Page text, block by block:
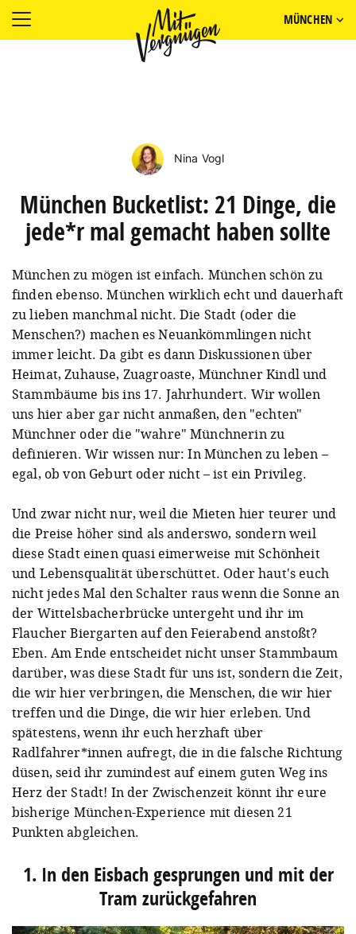
MÜNCHEN
Nina Vogl
München Bucketlist: 21 Dinge, die
jede*r mal gemacht haben sollte
München zu mögen ist einfach. München schön zu
finden ebenso. München wirklich echt und dauerhaft
zu lieben manchmal nicht. Die Stadt (oder die
Menschen?) machen es Neuankömmlingen nicht
immer leicht. Da gibt es dann Diskussionen über
Heimat, Zuhause, Zuagroaste, Münchner Kindl und
Stammbäume bis ins 17. Jahrhundert. Wir wollen
uns hier aber gar nicht anmaßen, den "echten"
Münchner oder die "wahre" Münchnerin zu
definieren. Wir wissen nur: In München zu leben –
egal, ob von Geburt oder nicht – ist ein Privileg.
Und zwar nicht nur, weil die Mieten hier teurer und
die Preise höher sind als anderswo, sondern weil
diese Stadt einen quasi eimerweise mit Schönheit
und Lebensqualität überschüttet. Oder haut's euch
nicht jedes Mal den Schalter raus wenn die Sonne an
der Wittelsbacherbrücke untergeht und ihr im
Flaucher Biergarten auf den Feierabend anstoßt?
Eben. Am Ende entscheidet nicht unser Stammbaum
darüber, was diese Stadt für uns ist, sondern die Zeit,
die wir hier verbringen, die Menschen, die wir hier
treffen und die Dinge, die wir hier erleben. Und
spätestens, wenn ihr euch herzhaft über
Radlfahrer*innen aufregt, die in die falsche Richtung
düsen, seid ihr zumindest auf einem guten Weg ins
Herz der Stadt! In der Zwischenzeit könnt ihr eure
bisherige München-Experience mit diesen 21
Punkten abgleichen.
1. In den Eisbach gesprungen und mit der
Tram zurückgefahren